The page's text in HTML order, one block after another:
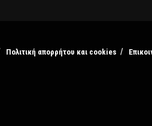
Πολιτική απορρήτου και cookies